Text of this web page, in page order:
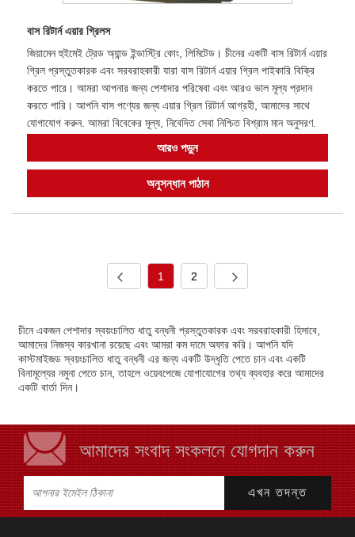
বাস রিটার্ন এয়ার গ্রিলস
জিয়ামেন হুইমেই ট্রেড অ্যান্ড ইন্ডাস্ট্রি কোং, লিমিটেড। চীনের একটি বাস রিটার্ন এয়ার
গ্রিল প্রস্তুতকারক এবং সরবরাহকারী যারা বাস রিটার্ন এয়ার গ্রিল পাইকারি বিক্রি
করতে পারে। আমরা আপনার জন্য পেশাদার পরিষেবা এবং আরও ভাল মূল্য প্রদান
করতে পারি। আপনি বাস পণ্যের জন্য এয়ার গ্রিল রিটার্ন আগ্রহী, আমাদের সাথে
যোগাযোগ করুন. আমরা বিবেকের মূল্য, নিবেদিত সেবা নিশ্চিত বিশ্রাম মান অনুসরণ.
আরও পড়ুন
অনুসন্ধান পাঠান
1 2
চীনে একজন পেশাদার স্বয়ংচালিত ধাতু বন্ধনী প্রস্তুতকারক এবং সরবরাহকারী হিসাবে,
আমাদের নিজস্ব কারখানা রয়েছে এবং আমরা কম দামে অফার করি। আপনি যদি
কাস্টমাইজড স্বয়ংচালিত ধাতু বন্ধনী এর জন্য একটি উদ্ধৃতি পেতে চান এবং একটি
বিনামূল্যের নমুনা পেতে চান, তাহলে ওয়েবপেজে যোগাযোগের তথ্য ব্যবহার করে আমাদের
একটি বার্তা দিন।
আমাদের সংবাদ সংকলনে যোগদান করুন